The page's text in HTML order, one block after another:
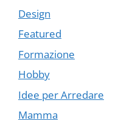
Design
Featured
Formazione
Hobby
Idee per Arredare
Mamma